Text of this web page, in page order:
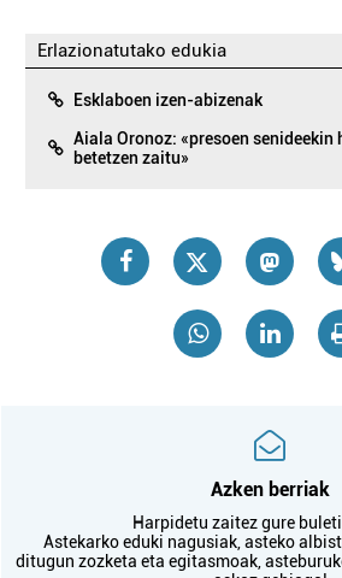
Erlazionatutako edukia
Esklaboen izen-abizenak
Aiala Oronoz: «presoen senideekin
betetzen zaitu»
Azken berriak
Harpidetu zaitez gure
Astekarko eduki nagusiak, asteko
ditugun zozketa eta egitasmoak,